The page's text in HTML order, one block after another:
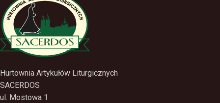
Hurtownia Artykułów Liturgicznych
SACERDOS
ul. Mostowa 1